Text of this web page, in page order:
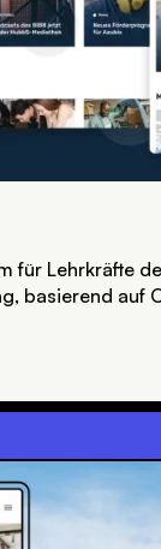
für Lehrkräfte
basierend auf